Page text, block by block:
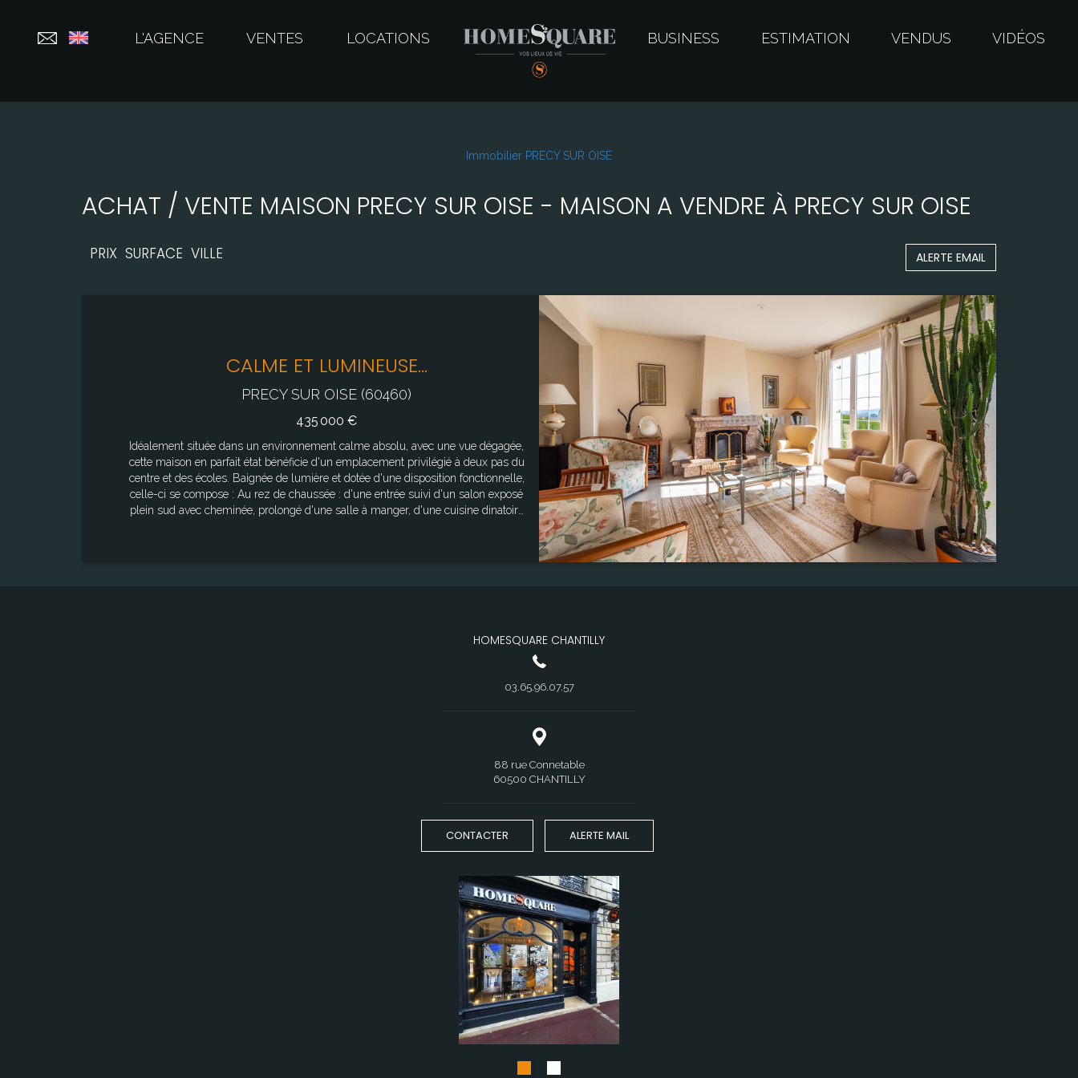
LOCATIONS
VENTES
L'AGENCE BUSINESS ESTIMATION VENDUS VIDÉOS
Immobilier PRECY SUR OISE
ACHAT / VENTE MAISON PRECY SUR OISE - MAISON A VENDRE À PRECY SUR OISE
PRIX SURFACE VILLE ALERTE EMAIL
CALME ET LUMINEUSE...
PRECY SUR OISE (60460)
435 000 €
Idéalement située dans un environnement calme absolu, avec une vue dégagée,
cette maison en parfait état bénéficie d'un emplacement privilégié à deux pas du
centre et des écoles. Baignée de lumière et dotée d'une disposition fonctionnelle,
celle-ci se compose : Au rez de chaussée : d'une entrée suivi d'un salon exposé
plein sud avec cheminée, prolongé d'une salle à manger, d'une cuisine dinatoire
Surface
150,00 m²
Terrain
2 593,00 m²
Chambre(s)
Salle de bain
1
HOMESQUARE CHANTILLY
03.65.96.07.57
88 rue Connetable
60500 CHANTILLY
CONTACTER ALERTE MAIL